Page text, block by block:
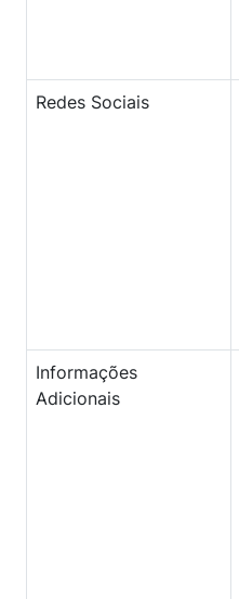
Redes Sociais
Informações
Adicionais